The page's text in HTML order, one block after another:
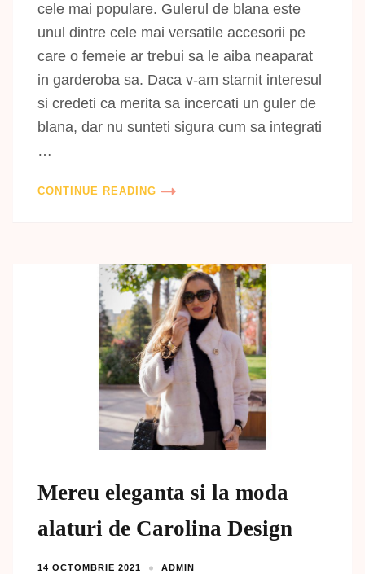
cele mai populare. Gulerul de blana este
unul dintre cele mai versatile accesorii pe
care o femeie ar trebui sa le aiba neaparat
in garderoba sa. Daca v-am starnit interesul
si credeti ca merita sa incercati un guler de
blana, dar nu sunteti sigura cum sa integrati
…
CONTINUE READING
Mereu eleganta si la moda
alaturi de Carolina Design
14 OCTOMBRIE 2021 ADMIN